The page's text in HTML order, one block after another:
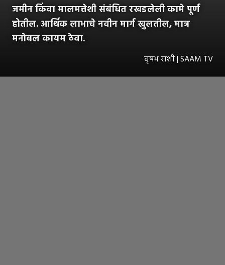
जमीन किंवा मालमत्तेशी संबंधित रखडलेली कामे पूर्ण
होतील. आर्थिक लाभाचे नवीन मार्ग खुलतील, मात्र
मनोबल कायम ठेवा.
वृषभ राशी | SAAM TV